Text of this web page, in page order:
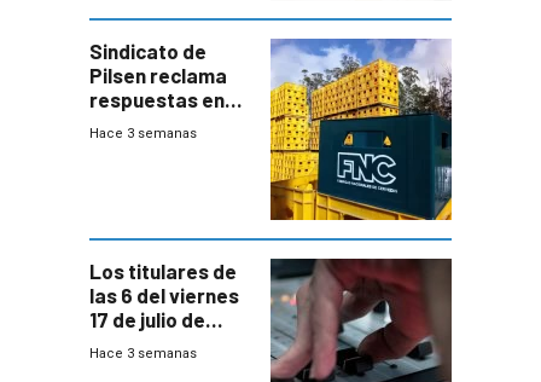
Sindicato de
Pilsen reclama
respuestas en
medio de
Hace 3 semanas
Los titulares de
las 6 del viernes
17 de julio de
2026
Hace 3 semanas